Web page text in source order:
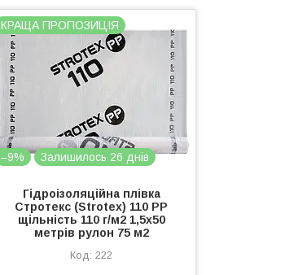
КРАЩА ПРОПОЗИЦІЯ
–9% Залишилось 26 днів
Гідроізоляційна плівка
Стротекс (Strotex) 110 PP
щільність 110 г/м2 1,5х50
метрів рулон 75 м2
222